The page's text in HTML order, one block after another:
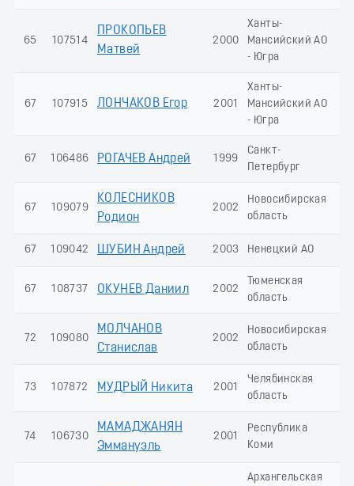
65 107514
ПРОКОПЬЕВ
Матвей
2000
Ханты-
Мансийский АО
- Югра
67 107915 ЛОНЧАКОВ Егор 2001
Ханты-
Мансийский АО
- Югра
67 106486 РОГАЧЕВ Андрей 1999
Санкт-
Петербург
67 109079
КОЛЕСНИКОВ
Родион
2002
Новосибирская
область
67 109042 ШУБИН Андрей 2003 Ненецкий АО
67 108737 ОКУНЕВ Даниил 2002
Тюменская
область
72 109080
МОЛЧАНОВ
Станислав
2002
Новосибирская
область
73 107872 МУДРЫЙ Никита 2001
Челябинская
область
74 106730
МАМАДЖАНЯН
Эммануэль
2001
Республика
Коми
Архангельская